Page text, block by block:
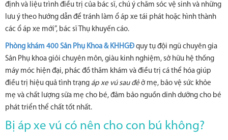
định và liệu trình điều trị của bác sĩ, chú ý chăm sóc vệ sinh và những
lưu ý theo hướng dẫn để tránh làm ổ áp xe tái phát hoặc hình thành
các ổ áp xe mới”, bác sĩ Thụ khuyến cáo.
Phòng khám 400 Sản Phụ Khoa & KHHGĐ quy tụ đội ngũ chuyên gia
Sản Phụ khoa giỏi chuyên môn, giàu kinh nghiệm, sở hữu hệ thống
máy móc hiện đại, phác đồ thăm khám và điều trị cá thể hóa giúp
điều trị hiệu quả tình trạng áp xe vú sau đẻ ở mẹ, bảo vệ sức khỏe
mẹ và chất lượng sữa mẹ cho bé, đảm bảo nguồn dinh dưỡng cho bé
phát triển thể chất tốt nhất.
Bị áp xe vú có nên cho con bú không?